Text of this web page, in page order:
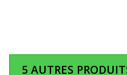
5 AUTRES